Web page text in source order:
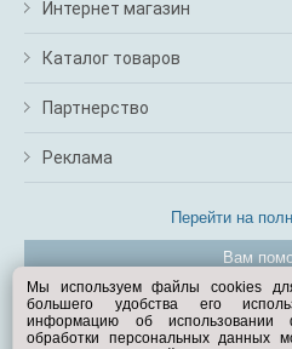
Интернет магазин
Каталог товаров
Партнерство
Реклама
Перейти на
Вам
© Exist.ru
Мы используем файлы cookies
большего удобства его
информацию об
обработки персональных данных